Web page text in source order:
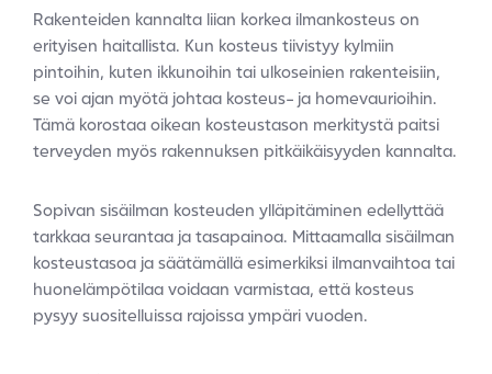
Rakenteiden kannalta liian korkea ilmankosteus on
erityisen haitallista. Kun kosteus tiivistyy kylmiin
pintoihin, kuten ikkunoihin tai ulkoseinien rakenteisiin,
se voi ajan myötä johtaa kosteus- ja homevaurioihin.
Tämä korostaa oikean kosteustason merkitystä paitsi
terveyden myös rakennuksen pitkäikäisyyden kannalta.
Sopivan sisäilman kosteuden ylläpitäminen edellyttää
tarkkaa seurantaa ja tasapainoa. Mittaamalla sisäilman
kosteustasoa ja säätämällä esimerkiksi ilmanvaihtoa tai
huonelämpötilaa voidaan varmistaa, että kosteus
pysyy suositelluissa rajoissa ympäri vuoden.